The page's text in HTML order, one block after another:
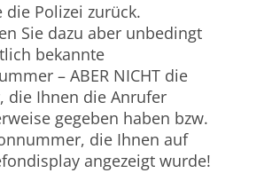
die Polizei zurück.
Sie dazu aber unbedingt
bekannte
– ABER NICHT die
die Ihnen die Anrufer
gegeben haben bzw.
die Ihnen auf
angezeigt wurde!